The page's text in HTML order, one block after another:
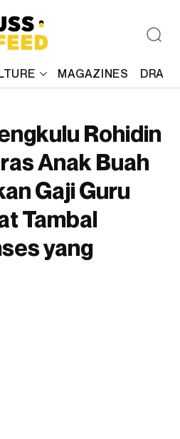
MAGAZINES
Rohidin
Anak Buah
Gaji Guru
Tambal
yang